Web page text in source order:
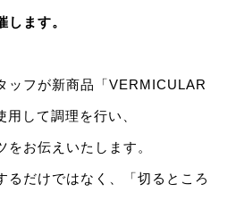
ます。
ッフが新商品「VERMICULAR
して調理を行い、
お伝えいたします。
るだけではなく、「切るところ